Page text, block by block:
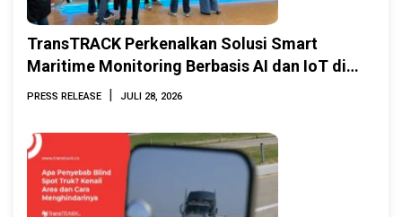
TransTRACK Perkenalkan Solusi Smart
Maritime Monitoring Berbasis AI dan IoT di
INAMARINE 2026
PRESS RELEASE | JULI 28, 2026